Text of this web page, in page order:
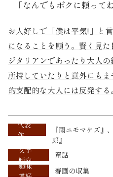
「なんでもボクに頼って
お人好しで「僕は平気!」と
になることを願う。賢く見
ジタリアンであったり大人
所持していたりと意外にも
的支配的な大人には反発する。
代表
作
『雨ニモマケズ』
郎』
文学
傾向
童話
趣味
春画の収集